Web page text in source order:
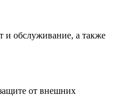
и обслуживание, а также
от внешних